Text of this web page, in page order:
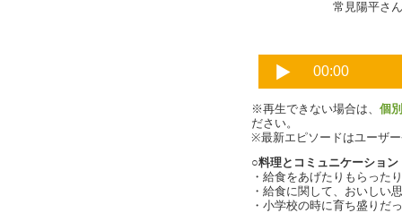
常見陽平さ
※再生できない場合は、 個
ださい。
※最新エピソードはユーザ
○料理とコミュニケーション
・給食をあげたりもらった
・給食に関して、おいしい
・小学校の時に育ち盛りだ